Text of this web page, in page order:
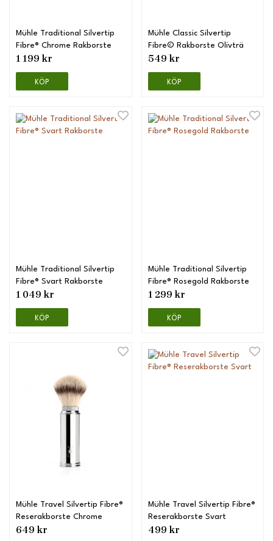
Mühle Traditional Silvertip
Fibre® Chrome Rakborste
1 199 kr
KÖP
Mühle Classic Silvertip
Fibre© Rakborste Olivträ
549 kr
KÖP
Mühle Traditional Silvertip
Fibre® Svart Rakborste
1 049 kr
KÖP
Mühle Traditional Silvertip
Fibre® Rosegold Rakborste
1 299 kr
KÖP
Mühle Travel Silvertip Fibre®
Reserakborste Chrome
649 kr
Mühle Travel Silvertip Fibre®
Reserakborste Svart
499 kr